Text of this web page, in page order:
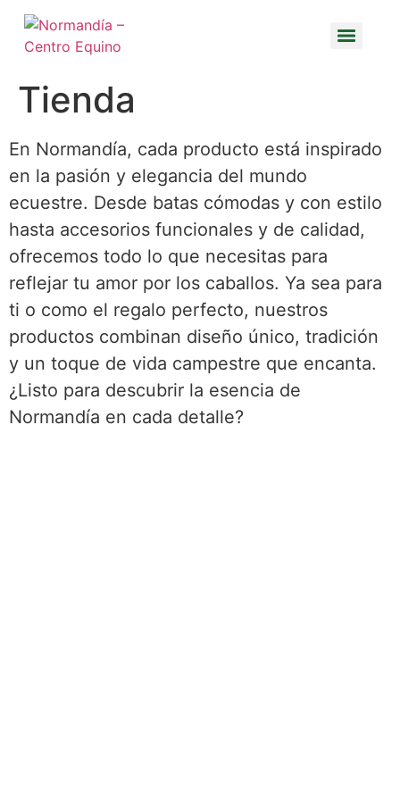
Tienda
En Normandía, cada producto está inspirado
en la pasión y elegancia del mundo
ecuestre. Desde batas cómodas y con estilo
hasta accesorios funcionales y de calidad,
ofrecemos todo lo que necesitas para
reflejar tu amor por los caballos. Ya sea para
ti o como el regalo perfecto, nuestros
productos combinan diseño único, tradición
y un toque de vida campestre que encanta.
¿Listo para descubrir la esencia de
Normandía en cada detalle?